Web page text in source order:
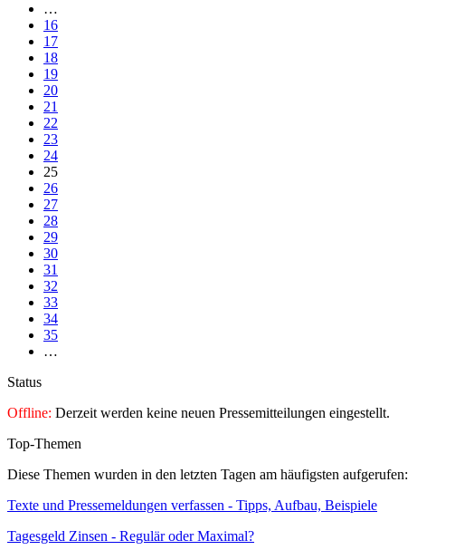
…
16
17
18
19
20
21
22
23
24
25
26
27
28
29
30
31
32
33
34
35
…
Status
Offline: Derzeit werden keine neuen Pressemitteilungen eingestellt.
Top-Themen
Diese Themen wurden in den letzten Tagen am häufigsten aufgerufen:
Texte und Pressemeldungen verfassen - Tipps, Aufbau, Beispiele
Tagesgeld Zinsen - Regulär oder Maximal?